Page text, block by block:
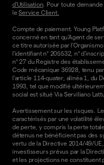
d'Utilisation. Pour toute
leService Client.
Compte de paiement. Young
concerné en tant qu'Agent de
ce titre autorisée par
l'identifiant n° 205532, n°
n° 27 du Registre des
Code mécanique 36928, tenu
l'article 114-quater, alinéa 1, du
1993, tel que modifié
social est situé Via Serviliano
Avertissement sur les risques.
caractérisés par une volatilité
de perte, y compris la perte
détenus ne bénéficient pas des
vertu de la Directive 2014/49/
investisseurs prévus par la
et les projections ne constituent